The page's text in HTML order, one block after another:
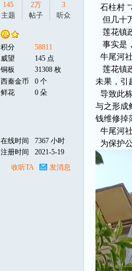
145
主题
2万
帖子
3
听众
积分
58811
威望
145 点
铜板
31308 枚
西秦金币
0 个
鲜花
0 朵
在线时间
7367 小时
注册时间
2021-5-19
收听TA
发消息
石柱村
但几十
莲花镇
事实是
牛尾河
莲花镇
未果，引
导致此
与之形成
钱维修掉
牛尾河
为保护